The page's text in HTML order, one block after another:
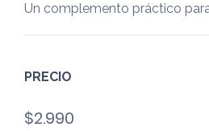
Un complemento práctico
PRECIO
$2.990